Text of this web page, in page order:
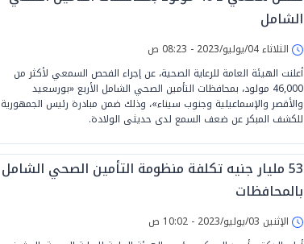
الشامل
الثلاثاء 04/يوليو/2023 - 08:23 ص
أعلنت الهيئة العامة للرعاية الصحية، عن إجراء الفحص السمعي لأكثر من
46,000 مولود، بمحافظات التأمين الصحي الشامل الأربع «بورسعيد
والأقصر والإسماعيلية وجنوب سيناء»، وذلك ضمن مبادرة رئيس الجمهورية
للكشف المبكر عن ضعف السمع لدى حديثى الولادة.
53 مليار جنيه تكلفة منظومة التأمين الصحي الشامل
بالمحافظات
الإثنين 03/يوليو/2023 - 10:02 ص